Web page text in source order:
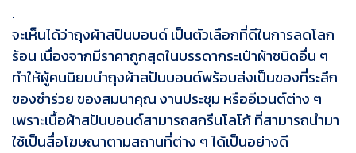
.
จะเห็นได้ว่าถุงผ้าสปันบอนด์ เป็นตัวเลือกที่ดีในการลดโลก
ร้อน เนื่องจากมีราคาถูกสุดในบรรดากระเป๋าผ้าชนิดอื่น ๆ
ทำให้ผู้คนนิยมนำถุงผ้าสปันบอนด์พร้อมส่งเป็นของที่ระลึก
ของชำร่วย ของสมนาคุณ งานประชุม หรืออีเวนต์ต่าง ๆ
เพราะเนื้อผ้าสปันบอนด์สามารถสกรีนโลโก้ ที่สามารถนำมา
ใช้เป็นสื่อโฆษณาตามสถานที่ต่าง ๆ ได้เป็นอย่างดี